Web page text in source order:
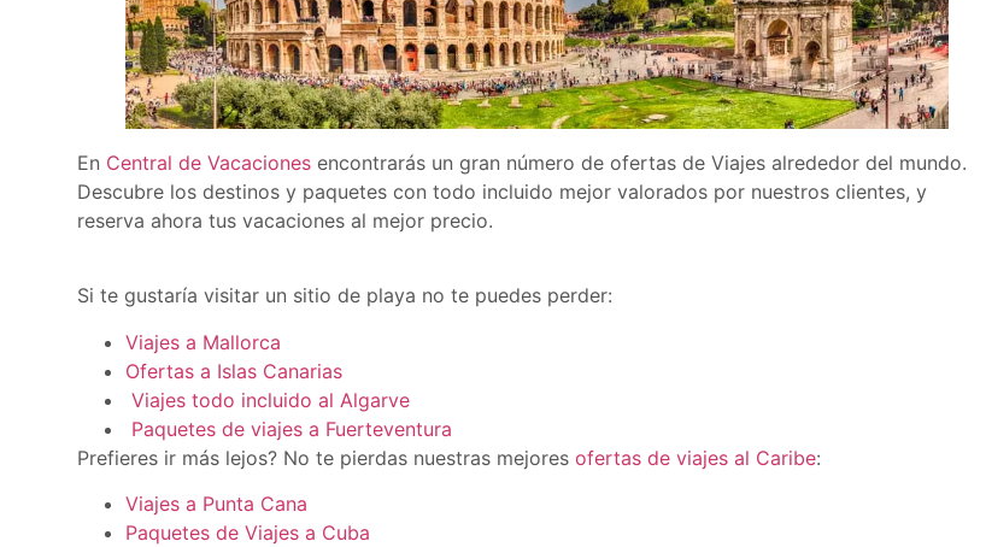
En Central de Vacacionesencontrarás un gran número de ofertas de Viajes alrededor del mundo.
Descubre los destinos y paquetes con todo incluido mejor valorados por nuestros clientes, y
reserva ahora tus vacaciones al mejor precio.
Si te gustaría visitar un sitio de playa no te puedes perder:
Viajes a Mallorca
Ofertas a Islas Canarias
Viajes todo incluido al Algarve
Paquetes de viajes a Fuerteventura
Prefieres ir más lejos? No te pierdas nuestras mejores ofertas de viajes al Caribe:
Viajes a Punta Cana
Paquetes de Viajes a Cuba